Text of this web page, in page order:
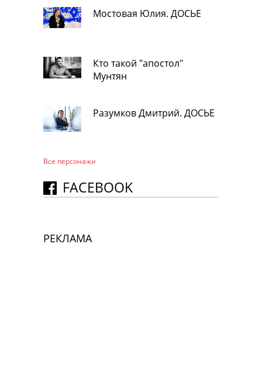
Мостовая Юлия. ДОСЬЕ
Кто такой "апостол"
Мунтян
Разумков Дмитрий. ДОСЬЕ
Все персонажи
FACEBOOK
РЕКЛАМА